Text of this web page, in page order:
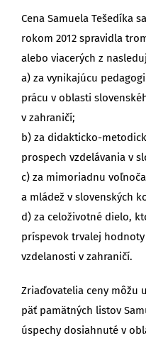
Cena Samuela Tešedíka
rokom 2012 spravidla
alebo viacerých z
a) za vynikajúcu
prácu v oblasti
v zahraničí;
b) za didakticko-
prospech vzdelávania v
c) za mimoriadnu
a mládež v slovenských
d) za celoživotné dielo,
príspevok trvalej
vzdelanosti v zahraničí.
Zriaďovatelia ceny môžu
päť pamätných listov
úspechy dosiahnuté v